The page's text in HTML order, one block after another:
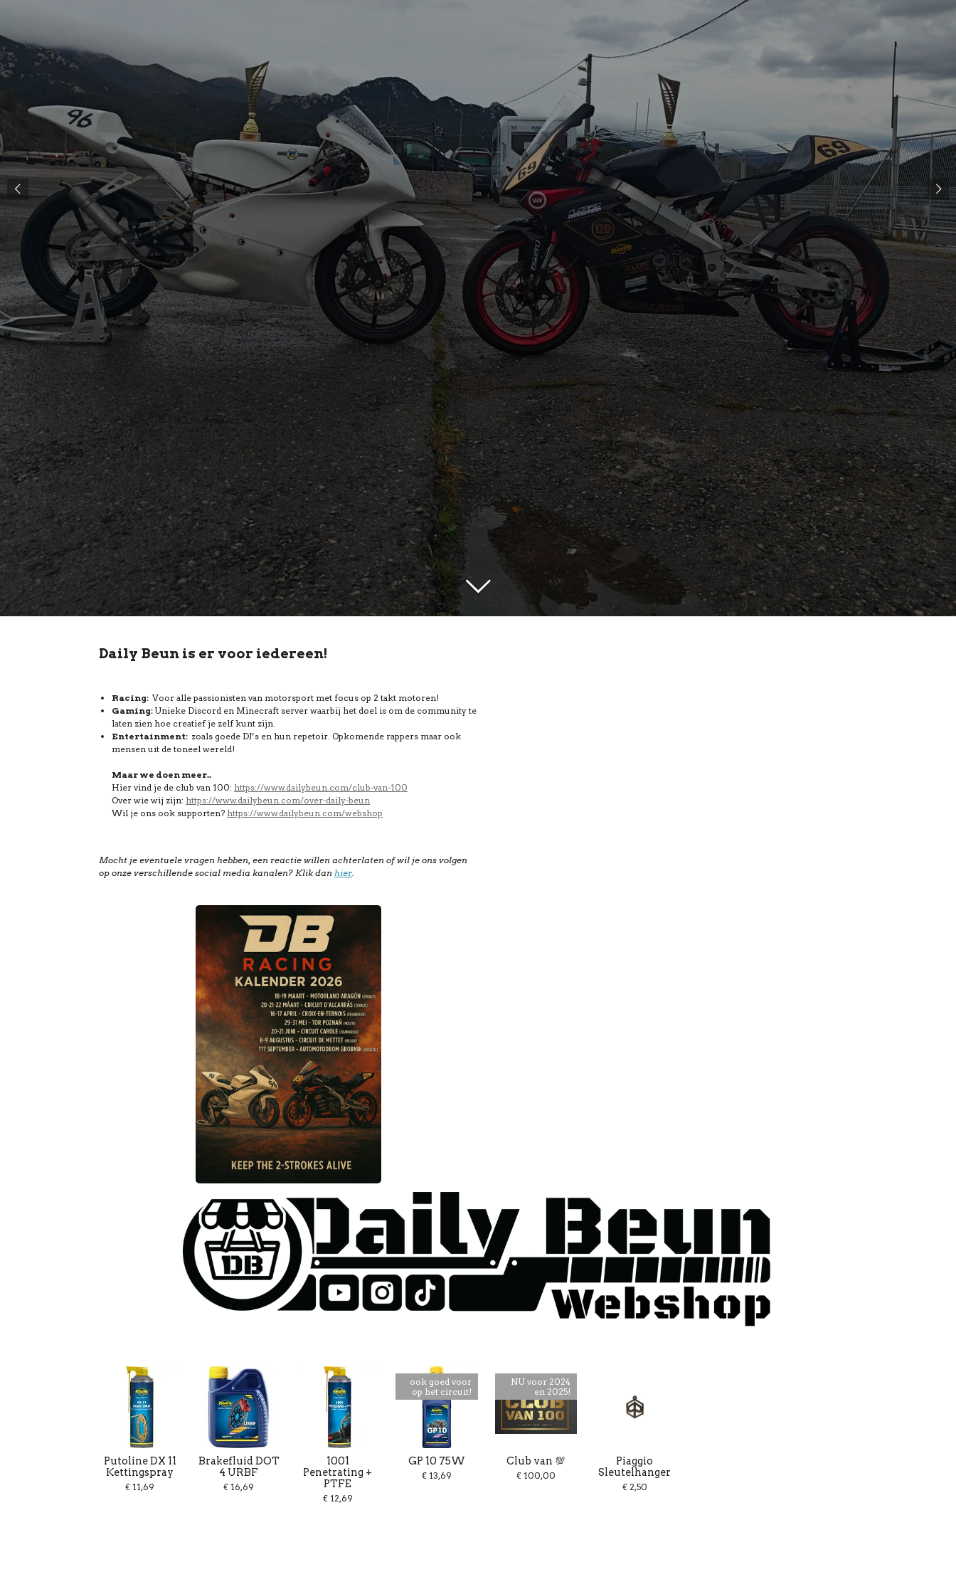
Daily Beun is er voor iedereen!
Racing: Voor alle passionisten van motorsport met focus op 2 takt motoren!
Gaming: Unieke Discord en Minecraft server waarbij het doel is om de community te
laten zien hoe creatief je zelf kunt zijn.
Entertainment: zoals goede DJ’s en hun repetoir. Opkomende rappers maar ook
mensen uit de toneel wereld!
Maar we doen meer..
Hier vind je de club van 100: https://www.dailybeun.com/club-van-100
Over wie wij zijn: https://www.dailybeun.com/over-daily-beun
Wil je ons ook supporten? https://www.dailybeun.com/webshop
Mocht je eventuele vragen hebben, een reactie willen achterlaten of wil je ons volgen
op onze verschillende social media kanalen? Klik dan hier
Putoline DX 11
Kettingspray
€ 11,69
Brakefluid DOT
4 URBF
€ 16,69
1001
Penetrating +
PTFE
€ 12,69
ook goed voor
op het circuit!
GP 10 75W
€ 13,69
NU voor 2024
en 2025!
Club van 💯
€ 100,00
Piaggio
Sleutelhanger
€ 2,50